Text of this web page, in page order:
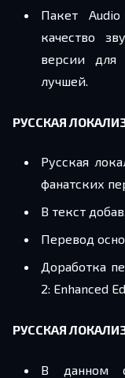
Пакет Audio
качество
версии для
лучшей.
РУССКАЯ
Русская
фанатских
В текст
Перевод
Доработка
2: Enhanced
РУССКАЯ
В данном